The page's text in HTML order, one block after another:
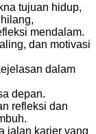
tujuan hidup,
mendalam.
dan motivasi
dalam
depan.
refleksi dan
jalan karier yang